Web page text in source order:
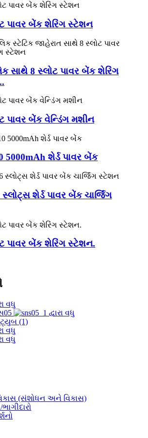
પાવર બેંક શેરિંગ સ્ટેશન
સાથે 8 સ્લોટ પાવર બેંક શેરિંગ
પાવર બેંક વેન્ડિંગ મશીન
5000mAh શેર્ડ પાવર બેંક
શેર્ડ પાવર બેંક ચાર્જિંગ
પાવર બેંક શેરિંગ સ્ટેશન.
(સંશોધન અને વિકાસ)